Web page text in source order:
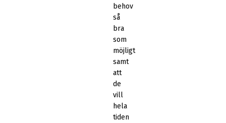
behov
så
bra
som
möjligt
samt
att
de
vill
hela
tiden